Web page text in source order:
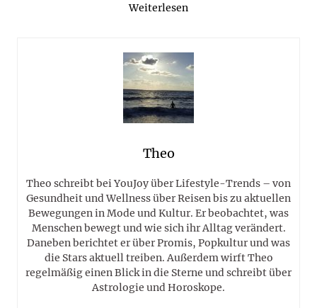
Weiterlesen
Theo
Theo schreibt bei YouJoy über Lifestyle-Trends – von
Gesundheit und Wellness über Reisen bis zu aktuellen
Bewegungen in Mode und Kultur. Er beobachtet, was
Menschen bewegt und wie sich ihr Alltag verändert.
Daneben berichtet er über Promis, Popkultur und was
die Stars aktuell treiben. Außerdem wirft Theo
regelmäßig einen Blick in die Sterne und schreibt über
Astrologie und Horoskope.